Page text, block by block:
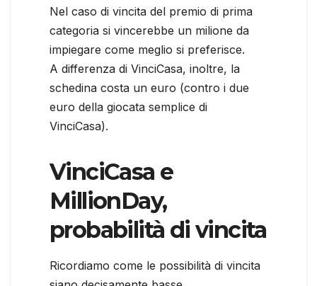
Nel caso di vincita del premio di prima
categoria si vincerebbe un milione da
impiegare come meglio si preferisce.
A differenza di VinciCasa, inoltre, la
schedina costa un euro (contro i due
euro della giocata semplice di
VinciCasa).
VinciCasa e
MillionDay,
probabilità di vincita
Ricordiamo come le possibilità di vincita